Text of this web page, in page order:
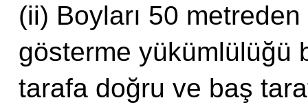
(ii) Boyları 50
gösterme yükümlülüğü
tarafa doğru ve baş